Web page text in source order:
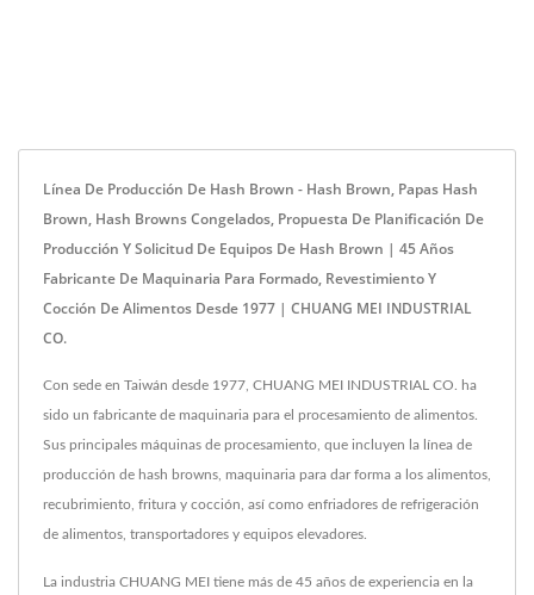
Línea De Producción De Hash Brown - Hash Brown, Papas Hash
Brown, Hash Browns Congelados, Propuesta De Planificación De
Producción Y Solicitud De Equipos De Hash Brown | 45 Años
Fabricante De Maquinaria Para Formado, Revestimiento Y
Cocción De Alimentos Desde 1977 | CHUANG MEI INDUSTRIAL
CO.
Con sede en Taiwán desde 1977, CHUANG MEI INDUSTRIAL CO. ha
sido un fabricante de maquinaria para el procesamiento de alimentos.
Sus principales máquinas de procesamiento, que incluyen la línea de
producción de hash browns, maquinaria para dar forma a los alimentos,
recubrimiento, fritura y cocción, así como enfriadores de refrigeración
de alimentos, transportadores y equipos elevadores.
La industria CHUANG MEI tiene más de 45 años de experiencia en la